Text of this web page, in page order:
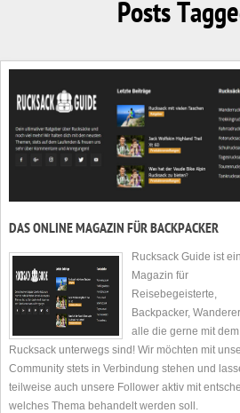
Posts
DAS ONLINE MAGAZIN FÜR BACKPACKER
Rucksack Guide ist
Magazin für
Reisebegeisterte,
Backpacker,
alle die gerne mit dem
Rucksack unterwegs sind! Wir möchten mit
Community stets in Verbindung stehen und
teilweise auch unsere Follower aktiv mit
welches Thema behandelt werden soll.